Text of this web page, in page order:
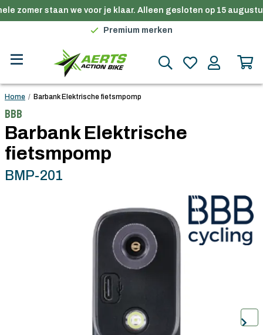
zomer staan we voor je klaar. Alleen gesloten op 15
Gratis verzending in België vanaf €100
Premium merken
Gratis verzending in België vanaf €100
Home / Barbank Elektrische fietsmpomp
BBB
Barbank Elektrische
fietsmpomp
BMP-201